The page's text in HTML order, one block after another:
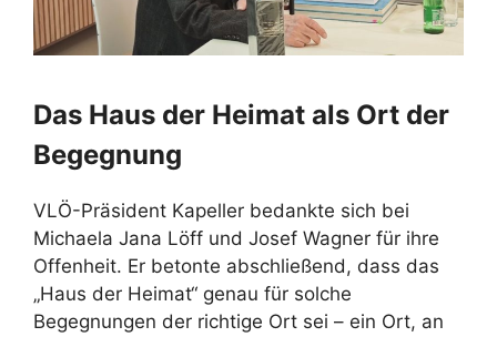
Das Haus der Heimat als Ort der
Begegnung
VLÖ-Präsident Kapeller bedankte sich bei
Michaela Jana Löff und Josef Wagner für ihre
Offenheit. Er betonte abschließend, dass das
„Haus der Heimat“ genau für solche
Begegnungen der richtige Ort sei – ein Ort, an